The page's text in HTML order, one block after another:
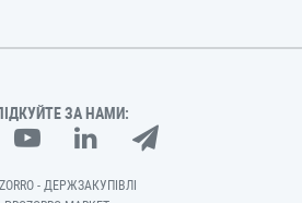
ЗА НАМИ:
- ДЕРЖЗАКУПІВЛІ